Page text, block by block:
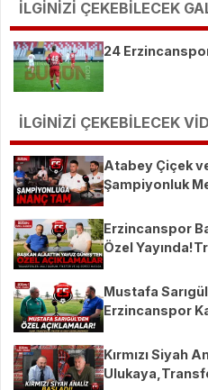
İLGİNİZİ ÇEKEBİLECEK
24
İLGİNİZİ ÇEKEBİLECEK
Atabey Çiçek
Şampiyonluk
Erzincanspor
Özel
Mustafa
Erzincanspor
Kırmızı Siyah